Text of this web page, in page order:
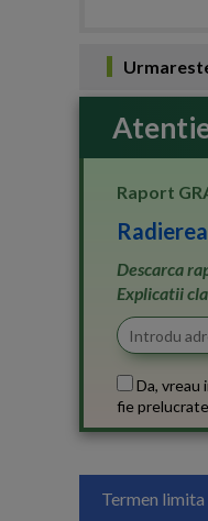
Raport
Descarca
Explicatii
Da, vreau
fie
Termen limita